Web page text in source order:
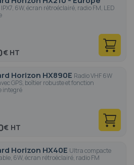
6W, écran rétroéclairé, radio FM, LED
€
Horizon HX890E Radio VHF 6W
GPS, boîtier robuste et fonction
integré
€
Horizon HX40E Ultra compacte
6W, écran rétroéclairé, radio FM